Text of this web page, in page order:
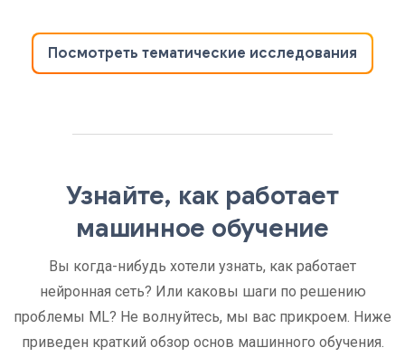
Посмотреть тематические исследования
Узнайте, как работает
машинное обучение
Вы когда-нибудь хотели узнать, как работает
нейронная сеть? Или каковы шаги по решению
проблемы ML? Не волнуйтесь, мы вас прикроем. Ниже
приведен краткий обзор основ машинного обучения.